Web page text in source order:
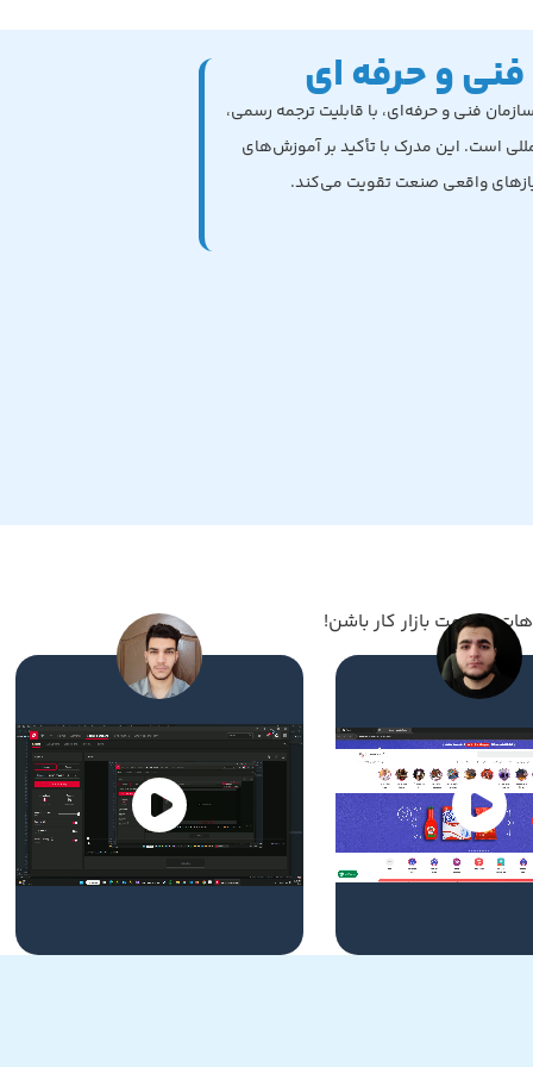
فنی و حرفه ای
فنی و حرفه‌ای، با قابلیت ترجمه رسمی،
است. این مدرک با تأکید بر آموزش‌های
واقعی صنعت تقویت می‌کند.
به‌سمت بازار کار باشن!